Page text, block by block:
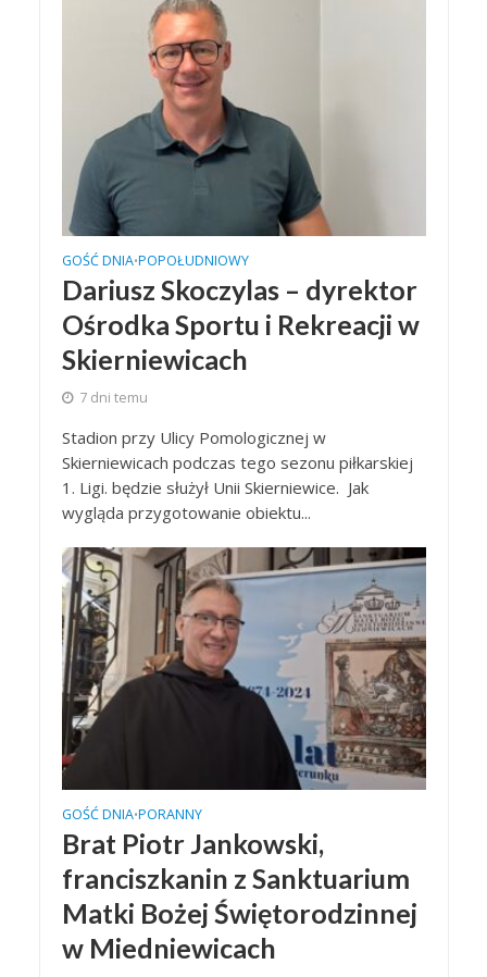
GOŚĆ DNIA•POPOŁUDNIOWY
Dariusz Skoczylas – dyrektor
Ośrodka Sportu i Rekreacji w
Skierniewicach
7 dni temu
Stadion przy Ulicy Pomologicznej w
Skierniewicach podczas tego sezonu piłkarskiej
1. Ligi. będzie służył Unii Skierniewice. Jak
wygląda przygotowanie obiektu...
GOŚĆ DNIA•PORANNY
Brat Piotr Jankowski,
franciszkanin z Sanktuarium
Matki Bożej Świętorodzinnej
w Miedniewicach